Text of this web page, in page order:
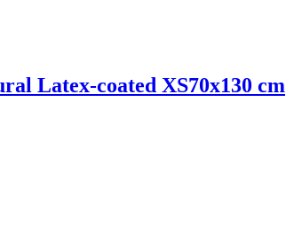
Latex-coated XS70x130 cm